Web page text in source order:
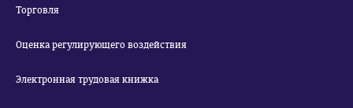
Торговля
Оценка регулирующего воздействия
Электронная трудовая книжка